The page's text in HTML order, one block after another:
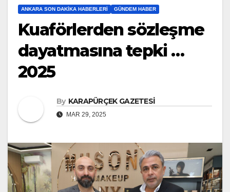
ANKARA SON DAKIKA HABERLERI GÜNDEM HABER
Kuaförlerden sözleşme
dayatmasına tepki …
2025
By KARAPÜRÇEK GAZETESİ
MAR 29, 2025